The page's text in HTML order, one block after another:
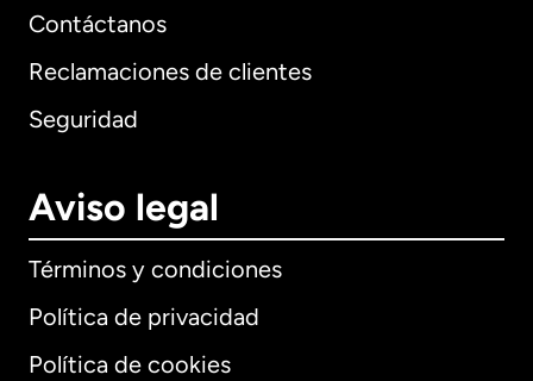
Contáctanos
Reclamaciones de clientes
Seguridad
Aviso legal
Términos y condiciones
Política de privacidad
Política de cookies